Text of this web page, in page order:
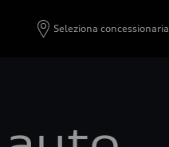
Seleziona concessionaria